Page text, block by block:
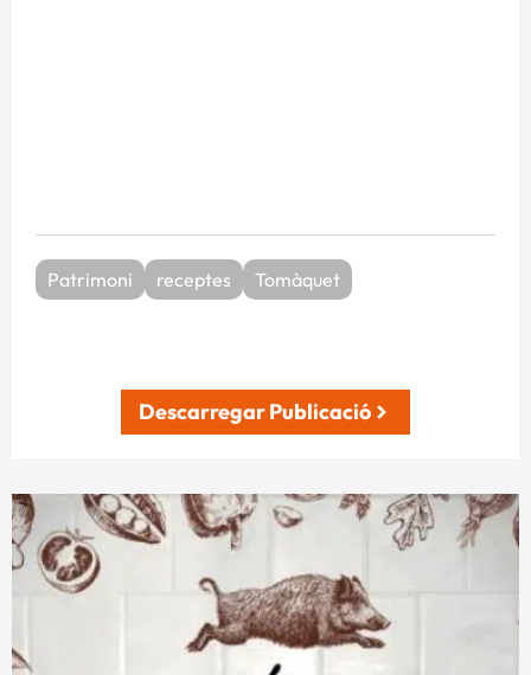
Patrimoni receptes Tomàquet
Descarregar Publicació